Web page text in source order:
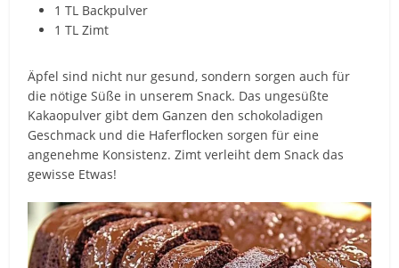
1 TL Backpulver
1 TL Zimt
Äpfel sind nicht nur gesund, sondern sorgen auch für
die nötige Süße in unserem Snack. Das ungesüßte
Kakaopulver gibt dem Ganzen den schokoladigen
Geschmack und die Haferflocken sorgen für eine
angenehme Konsistenz. Zimt verleiht dem Snack das
gewisse Etwas!